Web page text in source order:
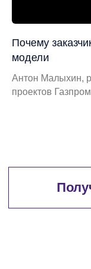
Почему
модели
Антон Малыхин,
проектов